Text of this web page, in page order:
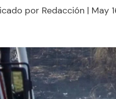
por Redacción | May